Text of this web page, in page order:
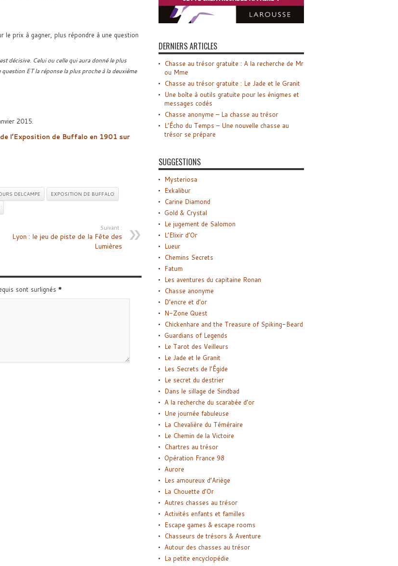
le prix à gagner, plus répondre à une question
décisive. Celui ou celle qui aura donné le plus
ET la réponse la plus proche à la deuxième
2015.
l’Exposition de Buffalo en 1901 sur
DELCAMPE
EXPOSITION DE BUFFALO
Suivant :
Lyon : le jeu de piste de la Fête des
Lumières
sont surlignés *
DERNIERS ARTICLES
Chasse au trésor gratuite : A la recherche de Mr
ou Mme
Chasse au trésor gratuite : Le Jade et le Granit
Une boîte à outils gratuite pour les énigmes et
messages codés
Chasse anonyme – La chasse au trésor
L’Écho du Temps – Une nouvelle chasse au
trésor se prépare
SUGGESTIONS
Mysteriosa
Exkalibur
Carine Diamond
Gold & Crystal
Le jugement de Salomon
L’Elixir d’Or
Lueur
Chemins Secrets
Fatum
Les aventures du capitaine Ronan
Chasse anonyme
D’encre et d’or
N-Zone Quest
Chickenhare and the Treasure of Spiking-Beard
Guardians of Legends
Le Tarot des Veilleurs
Le Jade et le Granit
Les Secrets de l’Égide
Le secret du destrier
Dans le sillage de Sindbad
A la recherche du scarabée d’or
Une journée fabuleuse
La Chevalière du Téméraire
Le Chemin de la Victoire
Chartres au trésor
Opération France 98
Aurore
Les amoureux d’Ariège
La Chouette d’Or
Autres chasses au trésor
Activités enfants et familles
Escape games & escape rooms
Chasseurs de trésors & Aventure
Autour des chasses au trésor
La petite encyclopédie